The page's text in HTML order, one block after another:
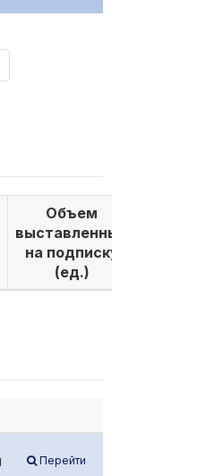
Объем
выставленных
на подписку
(ед.)
Перейти